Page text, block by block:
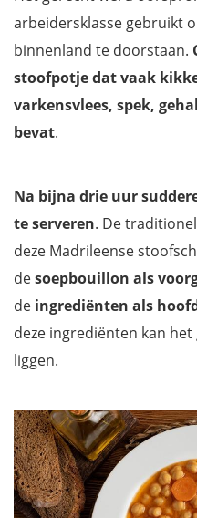
arbeidersklasse gebruikt
binnenland te doorstaan.
stoofpotje dat vaak
varkensvlees, spek,
bevat.
Na bijna drie uur
te serveren. De
deze Madrileense
desoepbouillon als
de ingrediënten als
deze ingrediënten kan
liggen.